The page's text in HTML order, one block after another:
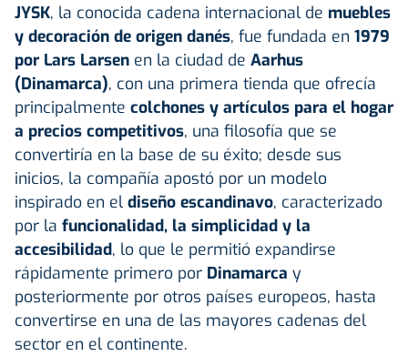
JYSK, la conocida cadena internacional de muebles
y decoración de origen danés, fue fundada en 1979
por Lars Larsen en la ciudad de Aarhus
(Dinamarca), con una primera tienda que ofrecía
principalmente colchones y artículos para el hogar
a precios competitivos, una filosofía que se
convertiría en la base de su éxito; desde sus
inicios, la compañía apostó por un modelo
inspirado en el diseño escandinavo, caracterizado
por la funcionalidad, la simplicidad y la
accesibilidad, lo que le permitió expandirse
rápidamente primero por Dinamarca y
posteriormente por otros países europeos, hasta
convertirse en una de las mayores cadenas del
sector en el continente.